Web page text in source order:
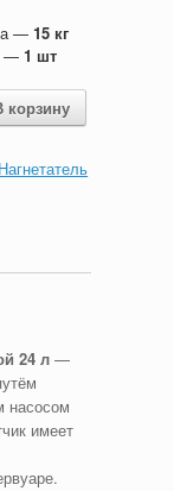
—15 кг
— 1 шт
корзину
Нагнетатель
24 л —
насосом
имеет